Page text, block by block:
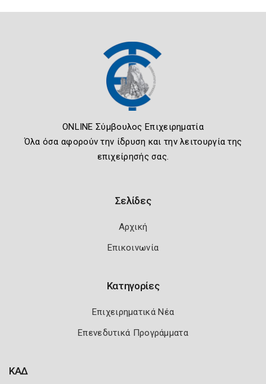
ONLINE Σύμβουλος Επιχειρηματία
Όλα όσα αφορούν την ίδρυση και την λειτουργία της
επιχείρησής σας.
Σελίδες
Αρχική
Επικοινωνία
Κατηγορίες
Επιχειρηματικά Νέα
Επενεδυτικά Προγράμματα
ΚΑΔ